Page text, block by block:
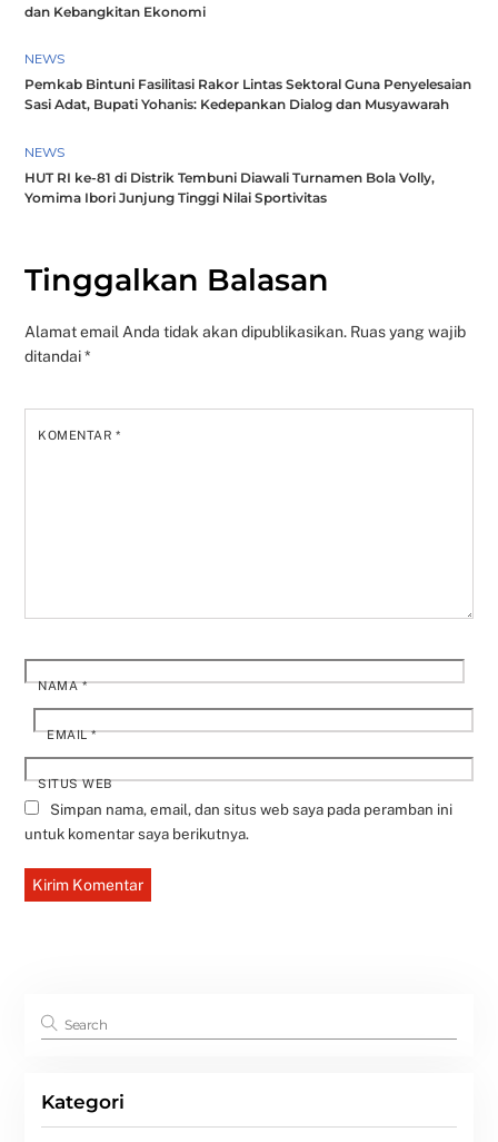
dan Kebangkitan Ekonomi
NEWS
Pemkab Bintuni Fasilitasi Rakor Lintas Sektoral Guna Penyelesaian
Sasi Adat, Bupati Yohanis: Kedepankan Dialog dan Musyawarah
NEWS
HUT RI ke-81 di Distrik Tembuni Diawali Turnamen Bola Volly,
Yomima Ibori Junjung Tinggi Nilai Sportivitas
Tinggalkan Balasan
Alamat email Anda tidak akan dipublikasikan. Ruas yang wajib
ditandai*
KOMENTAR*
NAMA*
EMAIL*
SITUS WEB
Simpan nama, email, dan situs web saya pada peramban ini
untuk komentar saya berikutnya.
Kategori